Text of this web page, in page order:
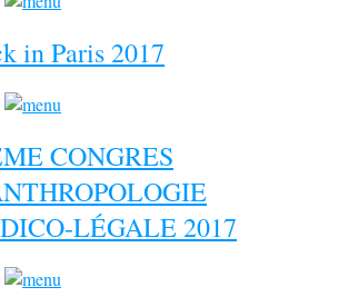
in Paris 2017
CONGRES
LÉGALE 2017